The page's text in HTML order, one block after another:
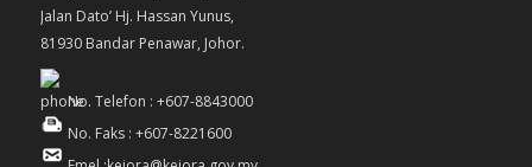
Jalan Dato’ Hj. Hassan Yunus,
81930 Bandar Penawar, Johor.
No. Telefon : +607-8843000
No. Faks : +607-8221600